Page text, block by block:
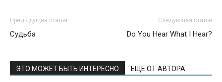
Предыдущая статья
Судьба
Следующая статья
Do You Hear What I Hear?
ЭТО МОЖЕТ БЫТЬ ИНТЕРЕСНО ЕЩЕ ОТ АВТОРА